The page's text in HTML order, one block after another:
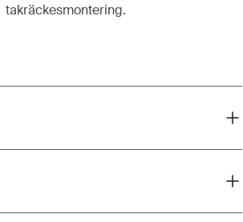
takräckesmontering.